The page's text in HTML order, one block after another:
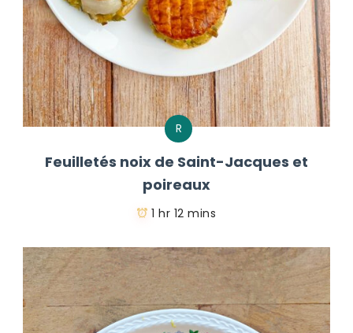
R
Feuilletés noix de Saint-Jacques et
poireaux
1 hr 12 mins